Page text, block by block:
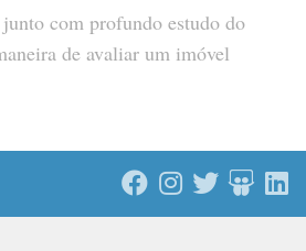
com profundo estudo do
de avaliar um imóvel